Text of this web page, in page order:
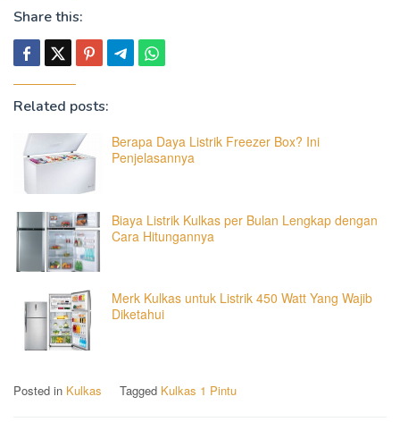
Share this:
Related posts:
Berapa Daya Listrik Freezer Box? Ini
Penjelasannya
Biaya Listrik Kulkas per Bulan Lengkap dengan
Cara Hitungannya
Merk Kulkas untuk Listrik 450 Watt Yang Wajib
Diketahui
Posted in Kulkas Tagged Kulkas 1 Pintu